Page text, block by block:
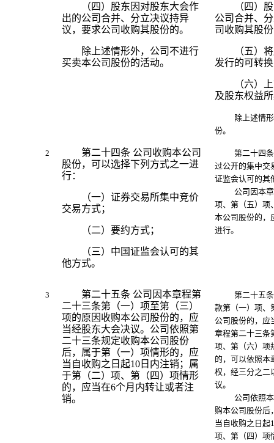
（四）股东因对股东大会作
出的公司合并、分立决议持异
议，要求公司收购其股份的。
除上述情形外，公司不进行
买卖本公司股份的活动。
（四）
公司合并、
司收购其股
（五）
发行的可转
（六）
及股东权益
除上述情
份。
2
第二十四条 公司收购本公司
股份，可以选择下列方式之一进
行：
（一）证券交易所集中竞价
交易方式；
（二）要约方式；
（三）中国证监会认可的其
他方式。
第二十四
过公开的集中交
证监会认可的其
公司因本
项、第（五）项
本公司股份的，
进行。
3 第二十五条 公司因本章程第
二十三条第（一）项至第（三）
项的原因收购本公司股份的，应
当经股东大会决议。公司依照第
二十三条规定收购本公司股份
后，属于第（一）项情形的，应
当自收购之日起10日内注销；属
于第（二）项、第（四）项情形
的，应当在6个月内转让或者注
销。
第二十五
款第（一）项、
公司股份的，应
章程第二十三条
项、第（六）项
的，可以依照本
权，经三分之二
议。
公司依照
购本公司股份后
当自收购之日起
项、第（四）项